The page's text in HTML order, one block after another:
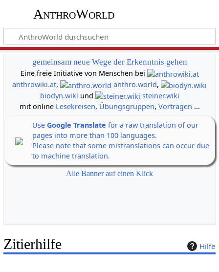
AnthroWorld
gemeinsam neue Wege der Erkenntnis gehen
Eine freie Initiative von Menschen bei
anthrowiki.at, anthro.world,
biodyn.wiki und
steiner.wiki
mit online Lesekreisen, Übungsgruppen, Vorträgen ...
Use Google Translate for a raw translation of our
pages into more than 100 languages.
Please note that some mistranslations can occur due
to machine translation.
Alle Banner auf einen Klick
Hilfe
Zitierhilfe